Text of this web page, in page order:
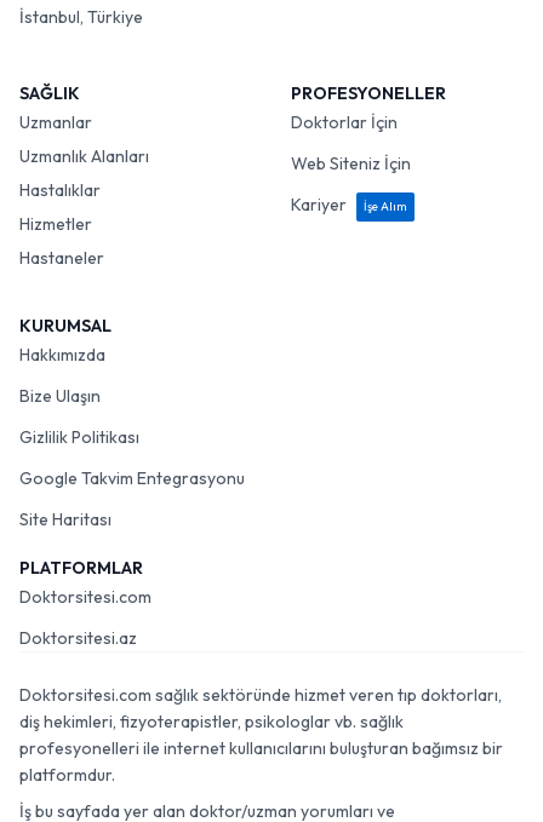
İstanbul, Türkiye
SAĞLIK
Uzmanlar
Uzmanlık Alanları
Hastalıklar
Hizmetler
Hastaneler
PROFESYONELLER
Doktorlar İçin
Web Siteniz İçin
Kariyer
İşe Alım
KURUMSAL
Hakkımızda
Bize Ulaşın
Gizlilik Politikası
Google Takvim Entegrasyonu
Site Haritası
PLATFORMLAR
Doktorsitesi.com
Doktorsitesi.az
Doktorsitesi.com sağlık sektöründe hizmet veren tıp doktorları,
diş hekimleri, fizyoterapistler, psikologlar vb. sağlık
profesyonelleri ile internet kullanıcılarını buluşturan bağımsız bir
platformdur.
İş bu sayfada yer alan doktor/uzman yorumları ve